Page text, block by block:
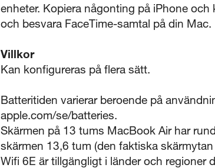
enheter. Kopiera någonting på iPhone
och besvara FaceTime-samtal på din Mac.
Villkor
Kan konfigureras på flera sätt.
Batteritiden varierar beroende på
apple.com/se/batteries.
Skärmen på 13 tums MacBook Air har
skärmen 13,6 tum (den faktiska
Wifi 6E är tillgängligt i länder och regioner